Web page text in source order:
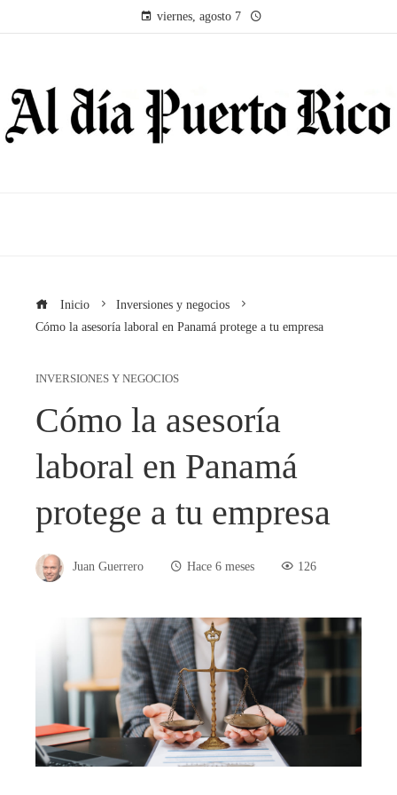
viernes, agosto 7
Inicio
Inversiones y negocios
Cómo la asesoría laboral en Panamá protege a tu empresa
INVERSIONES Y NEGOCIOS
Cómo la asesoría
laboral en Panamá
protege a tu empresa
Juan Guerrero Hace 6 meses 126